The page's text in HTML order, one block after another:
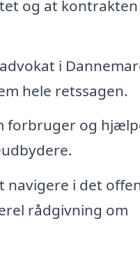
og at
i
hele retssagen.
forbruger og
navigere i det
rådgivning om